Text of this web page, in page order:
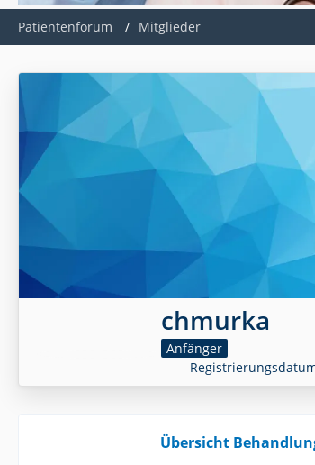
Patientenforum Mitglieder
chmurka
Anfänger
Übersicht